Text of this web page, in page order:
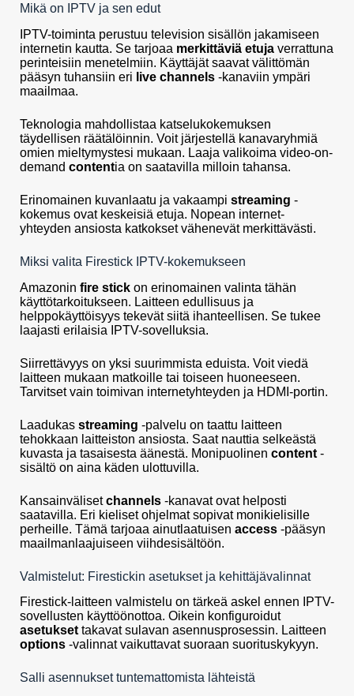
Mikä on IPTV ja sen edut
IPTV-toiminta perustuu television sisällön jakamiseen
internetin kautta. Se tarjoaa merkittäviä etuja verrattuna
perinteisiin menetelmiin. Käyttäjät saavat välittömän
pääsyn tuhansiin eri live channels -kanaviin ympäri
maailmaa.
Teknologia mahdollistaa katselukokemuksen
täydellisen räätälöinnin. Voit järjestellä kanavaryhmiä
omien mieltymystesi mukaan. Laaja valikoima video-on-
demand contentia on saatavilla milloin tahansa.
Erinomainen kuvanlaatu ja vakaampi streaming -
kokemus ovat keskeisiä etuja. Nopean internet-
yhteyden ansiosta katkokset vähenevät merkittävästi.
Miksi valita Firestick IPTV-kokemukseen
Amazonin fire stick on erinomainen valinta tähän
käyttötarkoitukseen. Laitteen edullisuus ja
helppokäyttöisyys tekevät siitä ihanteellisen. Se tukee
laajasti erilaisia IPTV-sovelluksia.
Siirrettävyys on yksi suurimmista eduista. Voit viedä
laitteen mukaan matkoille tai toiseen huoneeseen.
Tarvitset vain toimivan internetyhteyden ja HDMI-portin.
Laadukas streaming -palvelu on taattu laitteen
tehokkaan laitteiston ansiosta. Saat nauttia selkeästä
kuvasta ja tasaisesta äänestä. Monipuolinen content -
sisältö on aina käden ulottuvilla.
Kansainvälisetchannels -kanavat ovat helposti
saatavilla. Eri kieliset ohjelmat sopivat monikielisille
perheille. Tämä tarjoaa ainutlaatuisen access -pääsyn
maailmanlaajuiseen viihdesisältöön.
Valmistelut: Firestickin asetukset ja kehittäjävalinnat
Firestick-laitteen valmistelu on tärkeä askel ennen IPTV-
sovellusten käyttöönottoa. Oikein konfiguroidut
asetukset takavat sulavan asennusprosessin. Laitteen
options -valinnat vaikuttavat suoraan suorituskykyyn.
Salli asennukset tuntemattomista lähteistä